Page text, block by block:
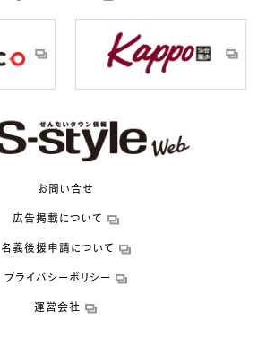
お問い合せ
広告掲載について
名義後援申請について
プライバシーポリシー
運営会社